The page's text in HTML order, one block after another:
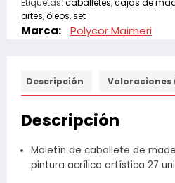
artes,óleos,set
Marca: Polycor Maimeri
Descripción Valoraciones
Descripción
Maletín de caballete de
pintura acrílica artística 27